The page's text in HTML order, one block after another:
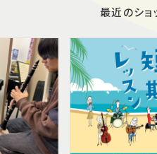
最近のショ